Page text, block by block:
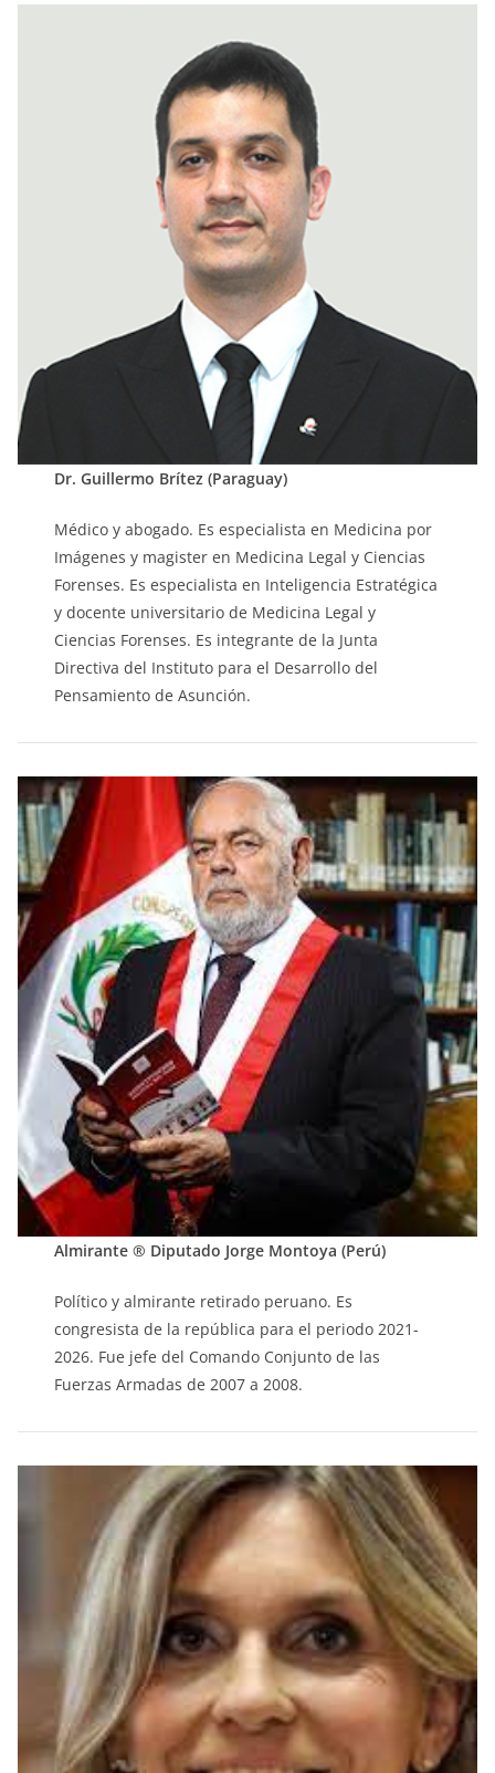
Dr. Guillermo Brítez (Paraguay)
Médico y abogado. Es especialista en Medicina por
Imágenes y magister en Medicina Legal y Ciencias
Forenses. Es especialista en Inteligencia Estratégica
y docente universitario de Medicina Legal y
Ciencias Forenses. Es integrante de la Junta
Directiva del Instituto para el Desarrollo del
Pensamiento de Asunción.
Almirante ® Diputado Jorge Montoya (Perú)
Político y almirante retirado peruano. Es
congresista de la república para el periodo 2021-
2026. Fue jefe del Comando Conjunto de las
Fuerzas Armadas de 2007 a 2008.